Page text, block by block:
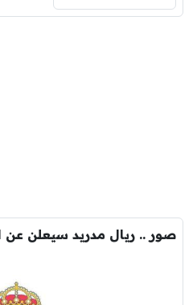
صور .. ريال مدريد سيعلن عن